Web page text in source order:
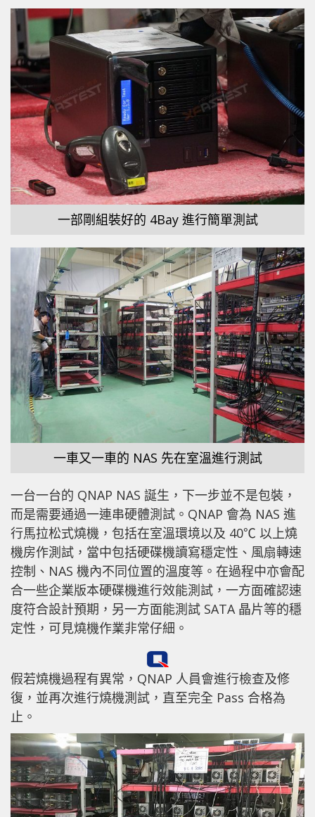
一部剛組裝好的 4Bay 進行簡單測試
一車又一車的 NAS 先在室溫進行測試
一台一台的 QNAP NAS 誕生，下一步並不是包裝，
而是需要通過一連串硬體測試。QNAP 會為 NAS 進
行馬拉松式燒機，包括在室溫環境以及 40℃ 以上燒
機房作測試，當中包括硬碟機讀寫穩定性、風扇轉速
控制、NAS 機內不同位置的溫度等。在過程中亦會配
合一些企業版本硬碟機進行效能測試，一方面確認速
度符合設計預期，另一方面能測試 SATA 晶片等的穩
定性，可見燒機作業非常仔細。
假若燒機過程有異常，QNAP 人員會進行檢查及修
復，並再次進行燒機測試，直至完全 Pass 合格為
止。